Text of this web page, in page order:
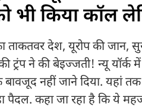
भी किया कॉल
ताकतवर देश, यूरोप की जान,
की ट्रंप ने की बेइज्जती! न्यू
बावजूद नहीं जाने दिया. यहां
पैदल. कहा जा रहा है कि ये